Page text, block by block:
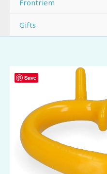
Frontriem
Gifts
Save
Anti
Zuigring
aantal